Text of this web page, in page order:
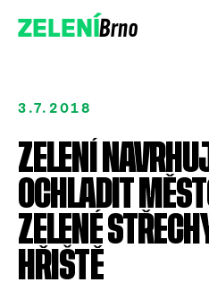
ZELENÍBrno
Přidejte se!
Podpořte nás darem
3.7.2018
ZELENÍ
OCHLADIT
ZELENÉ
HŘIŠTĚ